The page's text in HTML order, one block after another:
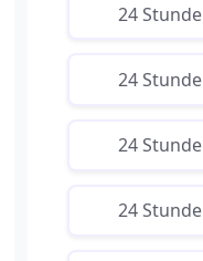
24
24
24
24